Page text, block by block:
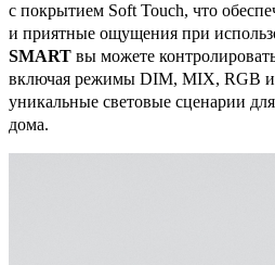
с покрытием Soft Touch, что
и приятные ощущения при
SMART вы можете
включая режимы DIM, MIX, RGB и
уникальные световые сценарии
дома.